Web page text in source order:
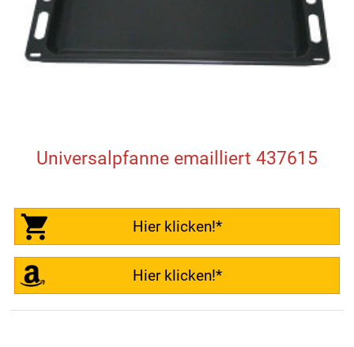
Universalpfanne emailliert 437615
Hier klicken!*
Hier klicken!*